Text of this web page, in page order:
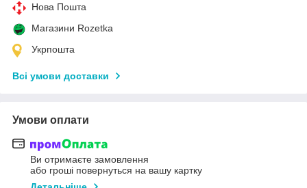
Нова Пошта
Магазини Rozetka
Укрпошта
Всі умови доставки
Умови оплати
Ви отримаєте замовлення
або гроші повернуться на вашу картку